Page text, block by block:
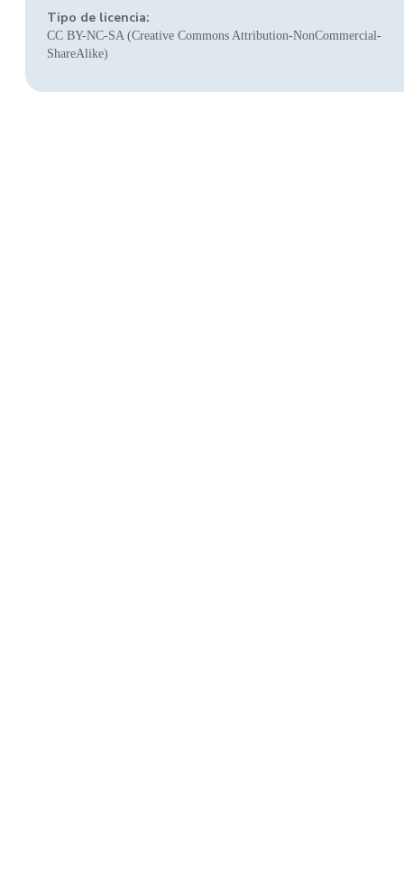
Tipo de licencia:
CC BY-NC-SA (Creative Commons Attribution-NonCommercial-
ShareAlike)